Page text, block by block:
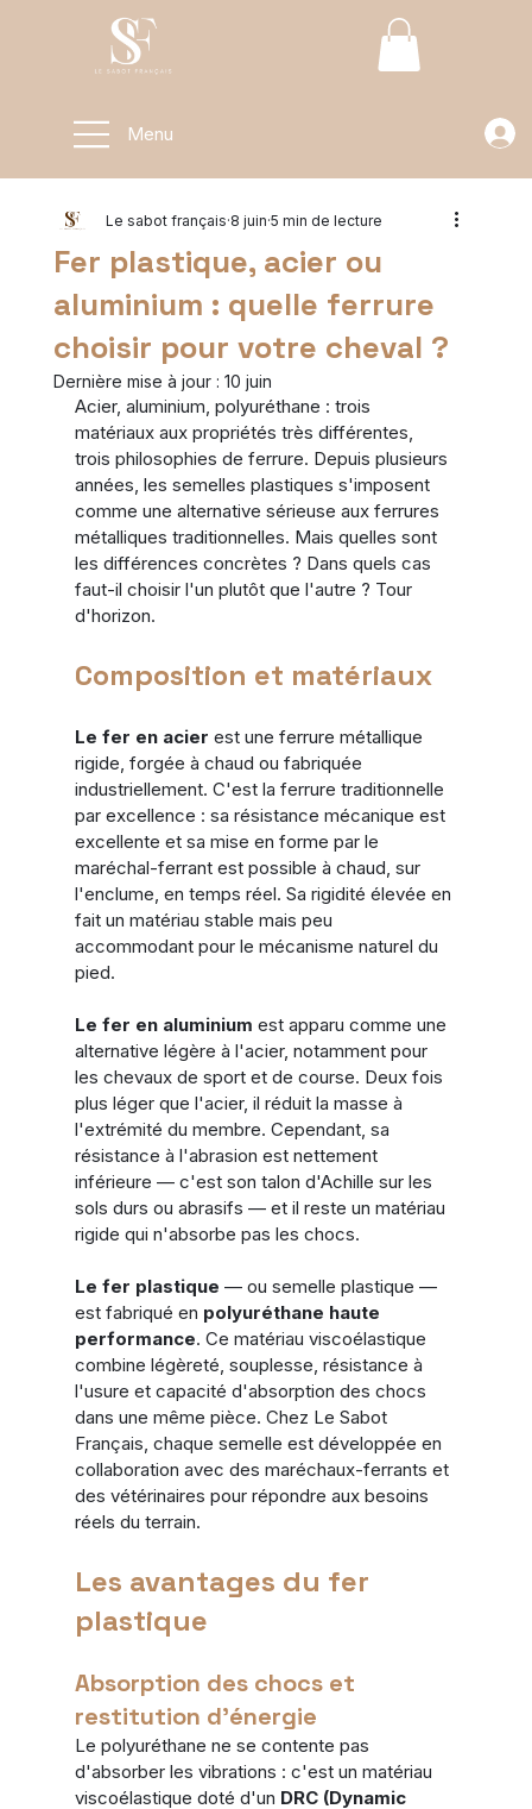
Menu
Fer plastique, acier ou
aluminium : quelle ferrure
choisir pour votre cheval ?
Le sabot français 8 juin 5 min de lecture
Dernière mise à jour : 10 juin
Acier, aluminium, polyuréthane : trois
matériaux aux propriétés très différentes,
trois philosophies de ferrure. Depuis plusieurs
années, les semelles plastiques s'imposent
comme une alternative sérieuse aux ferrures
métalliques traditionnelles. Mais quelles sont
les différences concrètes ? Dans quels cas
faut-il choisir l'un plutôt que l'autre ? Tour
d'horizon.
Composition et matériaux
Le fer en acier est une ferrure métallique
rigide, forgée à chaud ou fabriquée
industriellement. C'est la ferrure traditionnelle
par excellence : sa résistance mécanique est
excellente et sa mise en forme par le
maréchal-ferrant est possible à chaud, sur
l'enclume, en temps réel. Sa rigidité élevée en
fait un matériau stable mais peu
accommodant pour le mécanisme naturel du
pied.
Le fer en aluminium est apparu comme une
alternative légère à l'acier, notamment pour
les chevaux de sport et de course. Deux fois
plus léger que l'acier, il réduit la masse à
l'extrémité du membre. Cependant, sa
résistance à l'abrasion est nettement
inférieure — c'est son talon d'Achille sur les
sols durs ou abrasifs — et il reste un matériau
rigide qui n'absorbe pas les chocs.
Le fer plastique — ou semelle plastique —
est fabriqué en polyuréthane haute
performance. Ce matériau viscoélastique
combine légèreté, souplesse, résistance à
l'usure et capacité d'absorption des chocs
dans une même pièce. Chez Le Sabot
Français, chaque semelle est développée en
collaboration avec des maréchaux-ferrants et
des vétérinaires pour répondre aux besoins
réels du terrain.
Les avantages du fer
plastique
Absorption des chocs et
restitution d'énergie
Le polyuréthane ne se contente pas
d'absorber les vibrations : c'est un matériau
viscoélastique doté d'un DRC (Dynamic